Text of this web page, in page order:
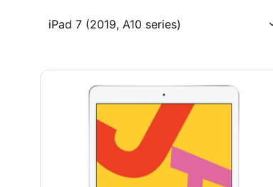
iPad 7 (2019, A10 series)